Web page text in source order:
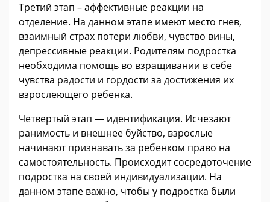
Третий этап – аффективные реакции на
отделение. На данном этапе имеют место гнев,
взаимный страх потери любви, чувство вины,
депрессивные реакции. Родителям подростка
необходима помощь во взращивании в себе
чувства радости и гордости за достижения их
взрослеющего ребенка.
Четвертый этап — идентификация. Исчезают
ранимость и внешнее буйство, взрослые
начинают признавать за ребенком право на
самостоятельность. Происходит сосредоточение
подростка на своей индивидуализации. На
данном этапе важно, чтобы у подростка были